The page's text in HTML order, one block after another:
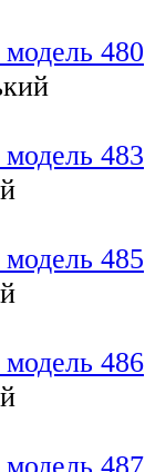
480
483
485
486
487